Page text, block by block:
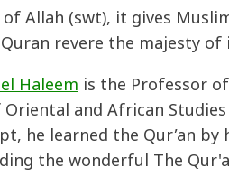
Allah (swt), it gives
revere the majesty of
Haleemis the Professor
and African
he learned the Qur’an
the wonderful The